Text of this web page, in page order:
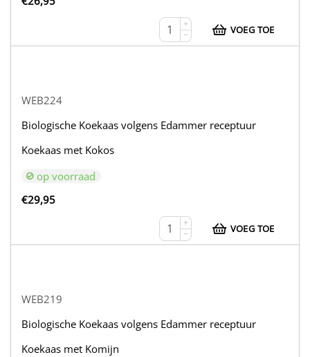
+
−
VOEG TOE
WEB224
Biologische Koekaas volgens Edammer receptuur
Koekaas met Kokos
op voorraad
€29,95
+
−
VOEG TOE
WEB219
Biologische Koekaas volgens Edammer receptuur
Koekaas met Komijn